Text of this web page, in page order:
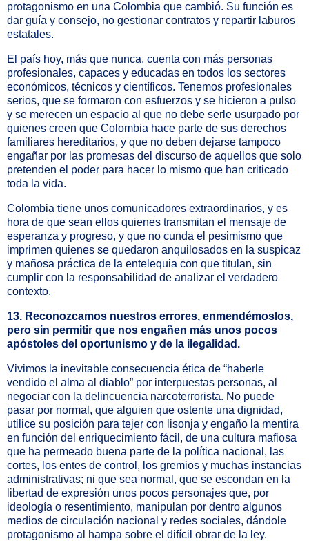
protagonismo en una Colombia que cambió. Su función es
dar guía y consejo, no gestionar contratos y repartir laburos
estatales.
El país hoy, más que nunca, cuenta con más personas
profesionales, capaces y educadas en todos los sectores
económicos, técnicos y científicos. Tenemos profesionales
serios, que se formaron con esfuerzos y se hicieron a pulso
y se merecen un espacio al que no debe serle usurpado por
quienes creen que Colombia hace parte de sus derechos
familiares hereditarios, y que no deben dejarse tampoco
engañar por las promesas del discurso de aquellos que solo
pretenden el poder para hacer lo mismo que han criticado
toda la vida.
Colombia tiene unos comunicadores extraordinarios, y es
hora de que sean ellos quienes transmitan el mensaje de
esperanza y progreso, y que no cunda el pesimismo que
imprimen quienes se quedaron anquilosados en la suspicaz
y mañosa práctica de la entelequia con que titulan, sin
cumplir con la responsabilidad de analizar el verdadero
contexto.
13. Reconozcamos nuestros errores, enmendémoslos,
pero sin permitir que nos engañen más unos pocos
apóstoles del oportunismo y de la ilegalidad.
Vivimos la inevitable consecuencia ética de “haberle
vendido el alma al diablo” por interpuestas personas, al
negociar con la delincuencia narcoterrorista. No puede
pasar por normal, que alguien que ostente una dignidad,
utilice su posición para tejer con lisonja y engaño la mentira
en función del enriquecimiento fácil, de una cultura mafiosa
que ha permeado buena parte de la política nacional, las
cortes, los entes de control, los gremios y muchas instancias
administrativas; ni que sea normal, que se escondan en la
libertad de expresión unos pocos personajes que, por
ideología o resentimiento, manipulan por dentro algunos
medios de circulación nacional y redes sociales, dándole
protagonismo al hampa sobre el difícil obrar de la ley.